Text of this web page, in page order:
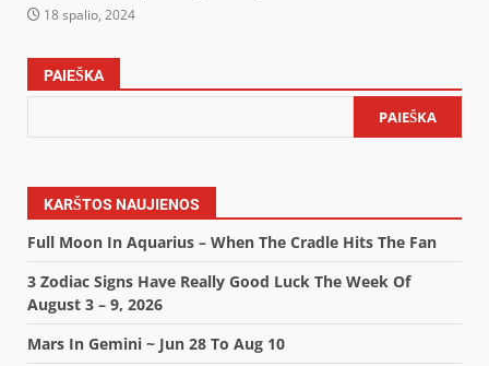
18 spalio, 2024
PAIEŠKA
PAIEŠKA
KARŠTOS NAUJIENOS
Full Moon In Aquarius – When The Cradle Hits The Fan
3 Zodiac Signs Have Really Good Luck The Week Of
August 3 – 9, 2026
Mars In Gemini ~ Jun 28 To Aug 10